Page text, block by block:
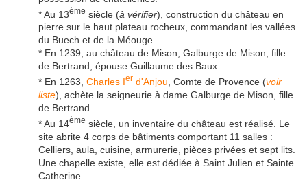
* Au 13ème siècle (à vérifier), construction du château en
pierre sur le haut plateau rocheux, commandant les vallées
du Buech et de la Méouge.
* En 1239, au château de Mison, Galburge de Mison, fille
de Bertrand, épouse Guillaume des Baux.
* En 1263, Charles Ier d'Anjou , Comte de Provence (voir
liste), achète la seigneurie à dame Galburge de Mison, fille
de Bertrand.
* Au 14ème siècle, un inventaire du château est réalisé. Le
site abrite 4 corps de bâtiments comportant 11 salles :
Celliers, aula, cuisine, armurerie, pièces privées et sept lits.
Une chapelle existe, elle est dédiée à Saint Julien et Sainte
Catherine.